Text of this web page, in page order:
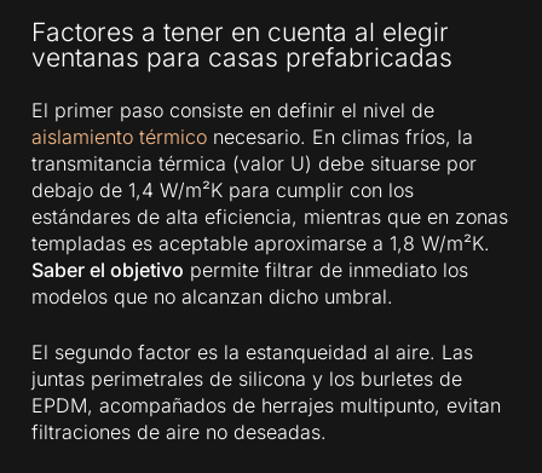
Factores a tener en cuenta al elegir
ventanas para casas prefabricadas
El primer paso consiste en definir el nivel de
aislamiento térmico necesario. En climas fríos, la
transmitancia térmica (valor U) debe situarse por
debajo de 1,4 W/m²K para cumplir con los
estándares de alta eficiencia, mientras que en zonas
templadas es aceptable aproximarse a 1,8 W/m²K.
Saber el objetivo permite filtrar de inmediato los
modelos que no alcanzan dicho umbral.
El segundo factor es la estanqueidad al aire. Las
juntas perimetrales de silicona y los burletes de
EPDM, acompañados de herrajes multipunto, evitan
filtraciones de aire no deseadas.